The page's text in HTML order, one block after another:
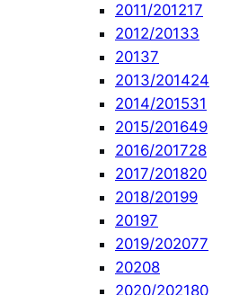
2011/201217
2012/20133
20137
2013/201424
2014/201531
2015/201649
2016/201728
2017/201820
2018/20199
20197
2019/202077
20208
2020/202180